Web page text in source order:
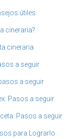
útiles
cineraria?
cineraria
a seguir
a seguir
Pasos a seguir
Pasos a seguir
para Lograrlo